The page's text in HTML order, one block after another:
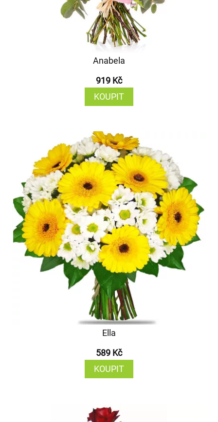
Anabela
919 Kč
KOUPIT
Ella
589 Kč
KOUPIT